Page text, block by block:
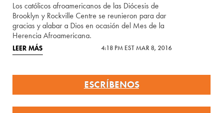
Los católicos afroamericanos de las Diócesis de
Brooklyn y Rockville Centre se reunieron para dar
gracias y alabar a Dios en ocasión del Mes de la
Herencia Afroamericana.
LEER MÁS 4:18 PM EST MAR 8, 2016
ESCRÍBENOS